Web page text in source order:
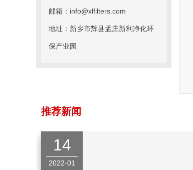
邮箱：info@xlfilters.com
地址：新乡市辉县孟庄新利净化环
保产业园
推荐新闻
14
2022-01